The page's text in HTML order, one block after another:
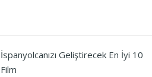
İspanyolcanızı Geliştirecek En İyi 10
Film